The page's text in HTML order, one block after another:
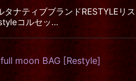
タナティブブランドRESTYLEリ
コルセッ…
moon BAG [Restyle]